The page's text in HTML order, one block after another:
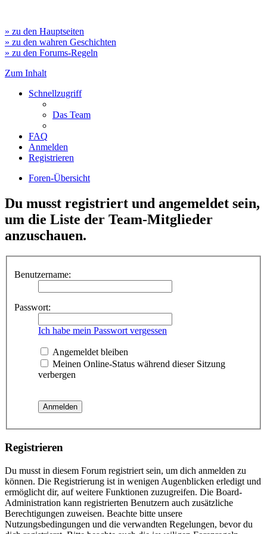
» zu den Hauptseiten
» zu den wahren Geschichten
» zu den Forums-Regeln
Zum Inhalt
Schnellzugriff
Das Team
FAQ
Anmelden
Registrieren
Foren-Übersicht
Du musst registriert und angemeldet sein,
um die Liste der Team-Mitglieder
anzuschauen.
Benutzername:
Passwort:
Ich habe mein Passwort vergessen
Angemeldet bleiben
Meinen Online-Status während dieser Sitzung
verbergen
Registrieren
Du musst in diesem Forum registriert sein, um dich anmelden zu
können. Die Registrierung ist in wenigen Augenblicken erledigt und
ermöglicht dir, auf weitere Funktionen zuzugreifen. Die Board-
Administration kann registrierten Benutzern auch zusätzliche
Berechtigungen zuweisen. Beachte bitte unsere
Nutzungsbedingungen und die verwandten Regelungen, bevor du